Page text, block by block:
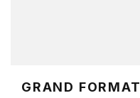
GRAND FORMAT